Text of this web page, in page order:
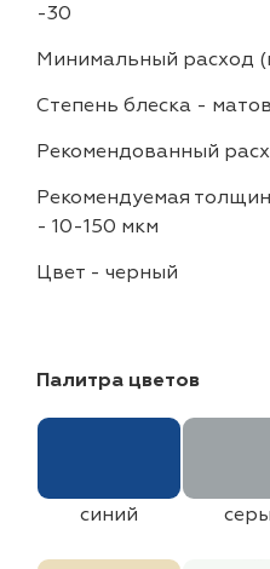
-30
Минимальный расход
Степень блеска -
Рекомендованный
Рекомендуемая
- 10-150 мкм
Цвет - черный
Палитра цветов
синий